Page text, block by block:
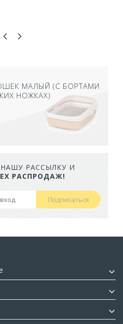
МАЛЫЙ (С БОРТАМИ
НОЖКАХ)
РАССЫЛКУ И
РАСПРОДАЖ!
Подписаться